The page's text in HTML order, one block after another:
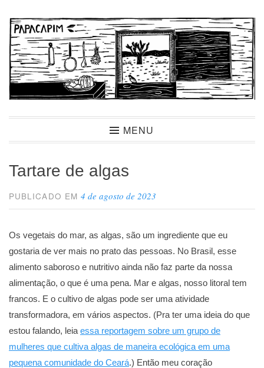
para
conteúdo
PapacapimMENU
Tartare de algas
PUBLICADO EM4 de agosto de 2023
Os vegetais do mar, as algas, são um ingrediente que eu
gostaria de ver mais no prato das pessoas. No Brasil, esse
alimento saboroso e nutritivo ainda não faz parte da nossa
alimentação, o que é uma pena. Mar e algas, nosso litoral tem
francos. E o cultivo de algas pode ser uma atividade
transformadora, em vários aspectos. (Pra ter uma ideia do que
estou falando, leia essa reportagem sobre um grupo de
mulheres que cultiva algas de maneira ecológica em uma
pequena comunidade do Ceará.) Então meu coração